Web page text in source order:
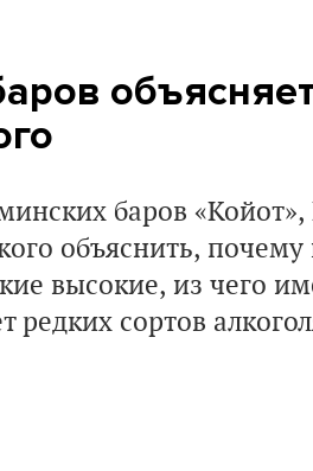
баров
объяснить,
высокие, из чего
сортов